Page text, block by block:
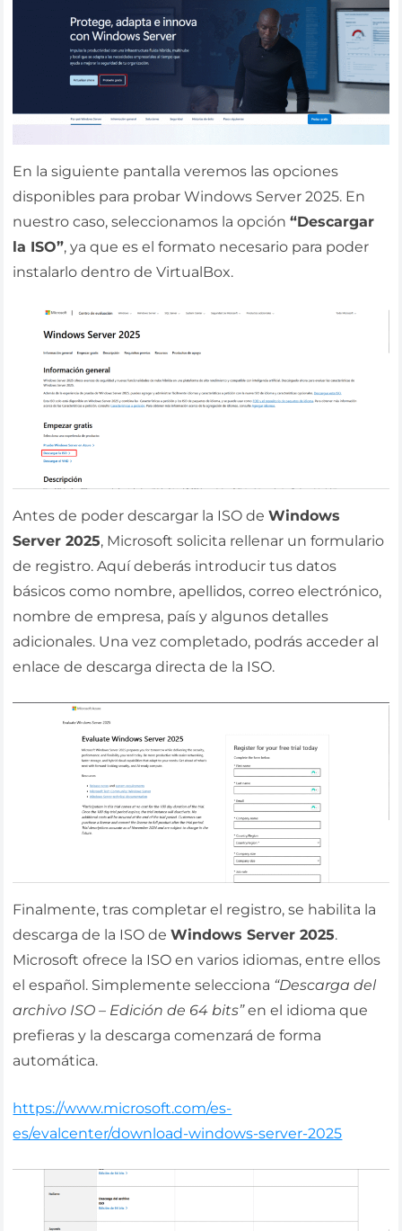
En la siguiente pantalla veremos las opciones
disponibles para probar Windows Server 2025. En
nuestro caso, seleccionamos la opción“Descargar
la ISO”, ya que es el formato necesario para poder
instalarlo dentro de VirtualBox.
Antes de poder descargar la ISO deWindows
Server 2025, Microsoft solicita rellenar un formulario
de registro. Aquí deberás introducir tus datos
básicos como nombre, apellidos, correo electrónico,
nombre de empresa, país y algunos detalles
adicionales. Una vez completado, podrás acceder al
enlace de descarga directa de la ISO.
Finalmente, tras completar el registro, se habilita la
descarga de la ISO deWindows Server 2025.
Microsoft ofrece la ISO en varios idiomas, entre ellos
el español. Simplemente selecciona “Descarga del
archivo ISO – Edición de 64 bits”en el idioma que
prefieras y la descarga comenzará de forma
automática.
https://www.microsoft.com/es-
es/evalcenter/download-windows-server-2025